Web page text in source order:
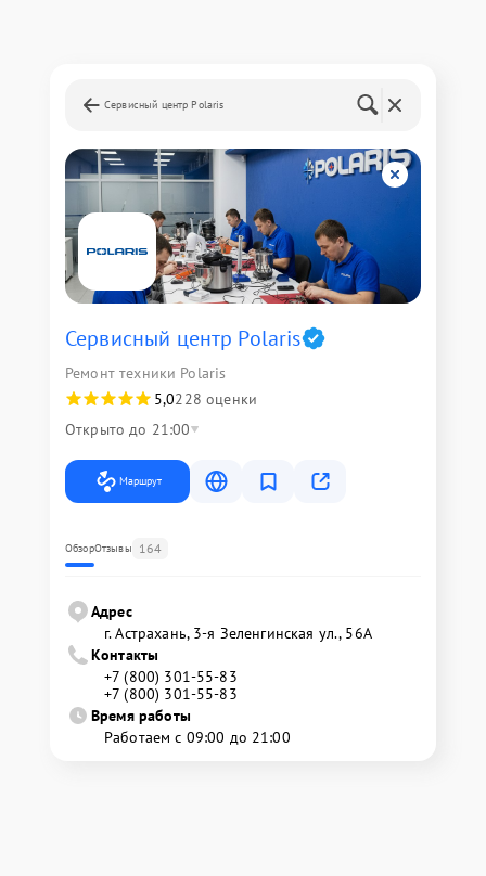
Сервисный центр Polaris
Сервисный центр Polaris
Ремонт техники Polaris
5,0228 оценки
Открыто до 21:00
Маршрут
ОбзорОтзывы 164
Адрес
г. Астрахань, 3-я Зеленгинская ул., 56А
Контакты
+7 (800) 301-55-83
+7 (800) 301-55-83
Время работы
Работаем с 09:00 до 21:00